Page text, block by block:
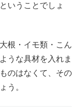
いうことでしょ
根・イモ類・こん
うな具材を入れま
のはなくて、その
う。